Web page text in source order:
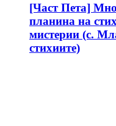
[Част Пета]
планина на
мистерии (с.
стихиите)